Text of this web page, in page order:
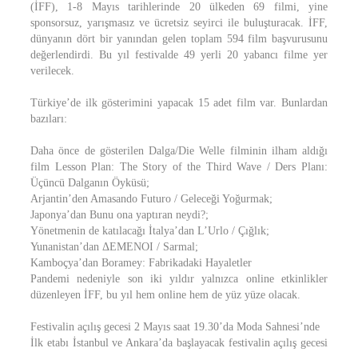
(İFF), 1-8 Mayıs tarihlerinde 20 ülkeden 69 filmi, yine
sponsorsuz, yarışmasız ve ücretsiz seyirci ile buluşturacak. İFF,
dünyanın dört bir yanından gelen toplam 594 film başvurusunu
değerlendirdi. Bu yıl festivalde 49 yerli 20 yabancı filme yer
verilecek.
Türkiye’de ilk gösterimini yapacak 15 adet film var. Bunlardan
bazıları:
Daha önce de gösterilen Dalga/Die Welle filminin ilham aldığı
film Lesson Plan: The Story of the Third Wave / Ders Planı:
Üçüncü Dalganın Öyküsü;
Arjantin’den Amasando Futuro / Geleceği Yoğurmak;
Japonya’dan Bunu ona yaptıran neydi?;
Yönetmenin de katılacağı İtalya’dan L’Urlo / Çığlık;
Yunanistan’dan ΔΕΜΕΝΟΙ / Sarmal;
Kamboçya’dan Boramey: Fabrikadaki Hayaletler
Pandemi nedeniyle son iki yıldır yalnızca online etkinlikler
düzenleyen İFF, bu yıl hem online hem de yüz yüze olacak.
Festivalin açılış gecesi 2 Mayıs saat 19.30’da Moda Sahnesi’nde
İlk etabı İstanbul ve Ankara’da başlayacak festivalin açılış gecesi